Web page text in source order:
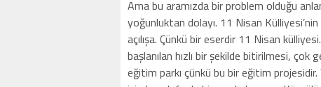
Ama bu aramızda bir problem olduğu
yoğunluktan dolayı. 11 Nisan
açılışa. Çünkü bir eserdir 11 Nisan
başlanılan hızlı bir şekilde bitirilmesi,
eğitim parkı çünkü bu bir eğitim